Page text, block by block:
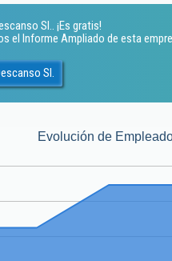
Sl.. ¡Es gratis!
el Informe Ampliado de esta
Sl.
Evolución de